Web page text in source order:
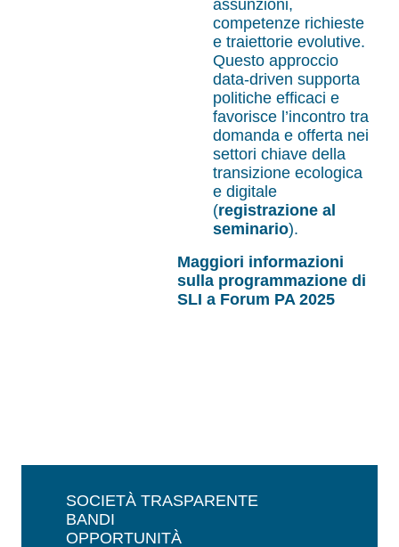
assunzioni,
competenze richieste
e traiettorie evolutive.
Questo approccio
data-driven supporta
politiche efficaci e
favorisce l’incontro tra
domanda e offerta nei
settori chiave della
transizione ecologica
e digitale
(registrazione al
seminario).
Maggiori informazioni
sulla programmazione di
SLI a Forum PA 2025
SOCIETÀ TRASPARENTE
BANDI
OPPORTUNITÀ